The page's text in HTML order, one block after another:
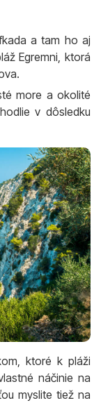
a tam ho aj
Egremni, ktorá
more a okolité
v dôsledku
ktoré k pláži
náčinie na
myslite tiež na